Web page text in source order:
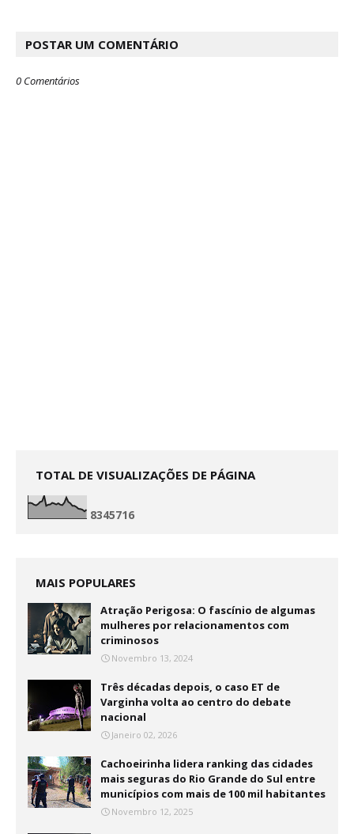
POSTAR UM COMENTÁRIO
0 Comentários
TOTAL DE VISUALIZAÇÕES DE PÁGINA
8345716
MAIS POPULARES
Atração Perigosa: O fascínio de algumas
mulheres por relacionamentos com
criminosos
Novembro 13, 2024
Três décadas depois, o caso ET de
Varginha volta ao centro do debate
nacional
Janeiro 02, 2026
Cachoeirinha lidera ranking das cidades
mais seguras do Rio Grande do Sul entre
municípios com mais de 100 mil habitantes
Novembro 12, 2025